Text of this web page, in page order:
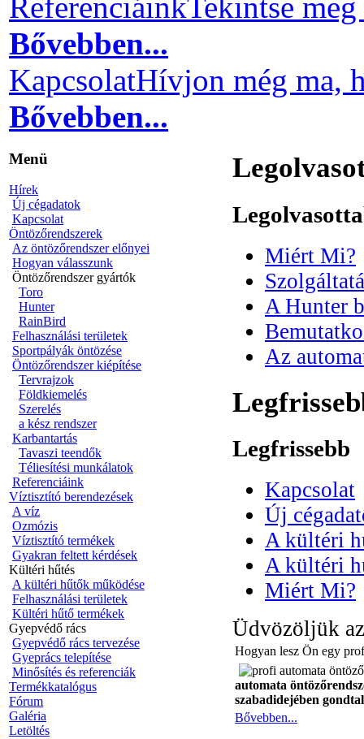
Bővebben...
KapcsolatHívjon még ma,
Bővebben...
Menü
Hírek
Új cégadatok
Kapcsolat
Öntözőrendszerek
Az öntözőrendszer előnyei
Hogyan válasszunk
Öntözőrendszer gyártók
Toro
Hunter
RainBird
Felhasználási területek
Sportpályák öntözése
Öntözőrendszer kiépítése
Tervrajzok
Földkiemelés
Szerelés
a kész rendszer
Karbantartás
Tavaszi teendők
Téliesítési munkálatok
Referenciáink
Víztisztító berendezések
A víz
Ozmózis
Víztisztító termékek
Gyakran feltett kérdések
Kültéri hűtés
A kültéri hűtők működése
Felhasználási területek
Kültéri hűtő termékek
Gyepvédő rács
Gyepvédő rács tervezése
Gyeprács telepítése
Minősítés és referenciák
Termékkatalógus
Fórum
Galéria
Letöltés
Miért Mi?
A Hunter
Az
Legfrissebb
Kapcsolat
Új
A kültéri
A kültéri
Miért Mi?
Üdvözöljük
Hogyan lesz Ön egy
automata
szabadidejében
Bővebben...